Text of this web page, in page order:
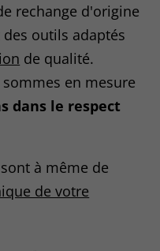
rechange d'origine
outils adaptés
de qualité.
en mesure
dans le respect
à même de
de votre